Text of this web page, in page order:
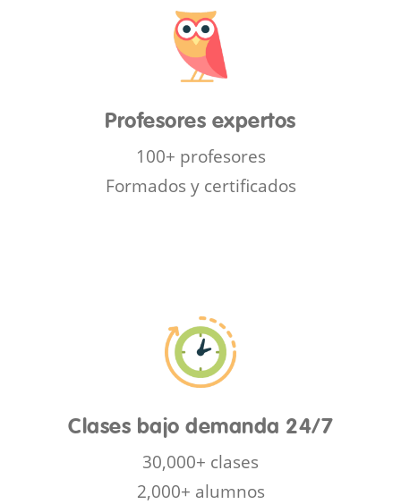
Profesores expertos
100+ profesores
Formados y certificados
Clases bajo demanda 24/7
30,000+ clases
2,000+ alumnos